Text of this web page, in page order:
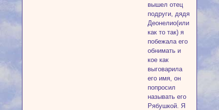
вышел отец
подруги, дядя
Деонелио(или
как то так) я
побежала его
обнимать и
кое как
выговарила
его имя, он
попросил
называть его
Рябушкой. Я